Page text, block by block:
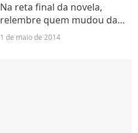
Na reta final da novela,
relembre quem mudou da
água pro vinho ou do vinho
1 de maio de 2014